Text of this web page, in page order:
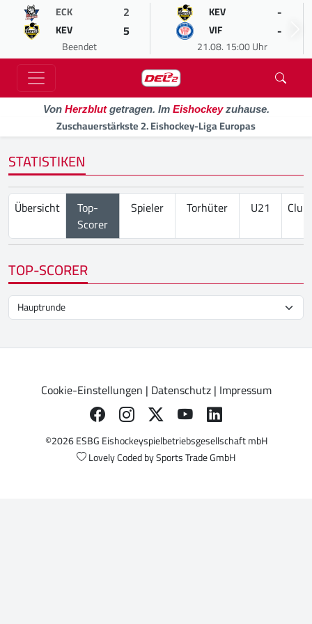
ECK 2
KEV 5
Beendet
KEV -
VIF -
21.08. 15:00 Uhr
Von Herzblutgetragen. Im Eishockeyzuhause.
Zuschauerstärkste 2. Eishockey-Liga Europas
STATISTIKEN
Übersicht
Top-
Scorer
Spieler Torhüter U21
TOP-SCORER
Cookie-Einstellungen | Datenschutz| Impressum
©2026 ESBG Eishockeyspielbetriebsgesellschaft mbH
Lovely Coded bySports Trade GmbH